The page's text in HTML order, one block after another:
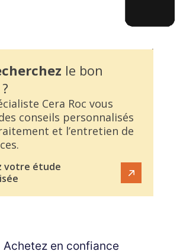
le bon
Cera Roc vous
conseils personnalisés
et l’entretien de
votre étude